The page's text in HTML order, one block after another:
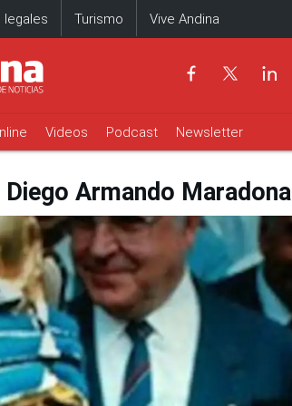
legales Turismo Vive Andina
Videos Podcast Newsletter
Armando Maradona